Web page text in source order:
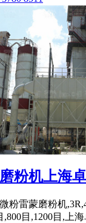
粉机上海
粉雷蒙磨粉机
,800目,1200目,上